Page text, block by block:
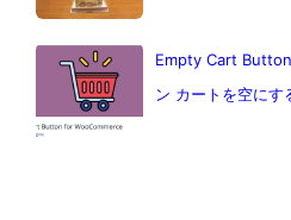
Empty Cart
ン カートを空にす